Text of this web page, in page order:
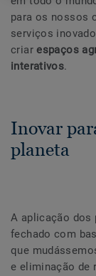
para os nossos
serviços
criarespaços
interativos.
Inovar
planeta
A aplicação dos
fechado com
que
e eliminação de